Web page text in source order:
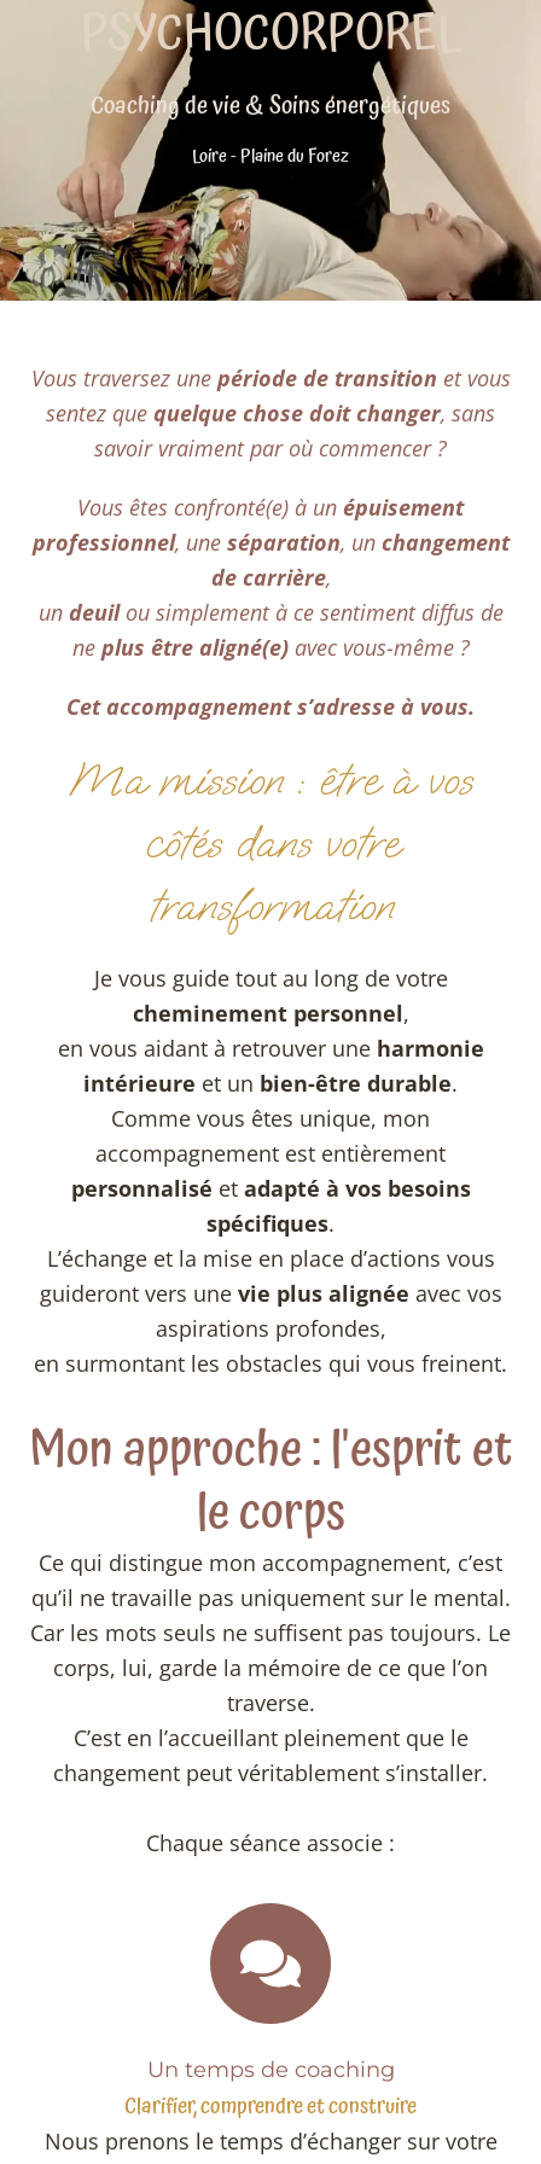
PSYCHOCORPOREL
Coaching de vie & Soins énergétiques
Loire - Plaine du Forez
Vous traversez une période de transition et vous
sentez que quelque chose doit changer, sans
savoir vraiment par où commencer ?
Vous êtes confronté(e) à un épuisement
professionnel, une séparation, un changement
de carrière,
un deuilou simplement à ce sentiment diffus de
ne plus être aligné(e)avec vous-même ?
Cet accompagnement s’adresse à vous.
Ma mission : être à vos
côtés dans votre
transformation
Je vous guide tout au long de votre
cheminement personnel,
en vous aidant à retrouver une harmonie
intérieure et un bien-être durable.
Comme vous êtes unique, mon
accompagnement est entièrement
personnalisé et adapté à vos besoins
spécifiques.
L’échange et la mise en place d’actions vous
guideront vers une vie plus alignée avec vos
aspirations profondes,
en surmontant les obstacles qui vous freinent.
Mon approche : l'esprit et
le corps
Ce qui distingue mon accompagnement, c’est
qu’il ne travaille pas uniquement sur le mental.
Car les mots seuls ne suffisent pas toujours. Le
corps, lui, garde la mémoire de ce que l’on
traverse.
C’est en l’accueillant pleinement que le
changement peut véritablement s’installer.
Chaque séance associe :
Un temps de coaching
Clarifier, comprendre et construire
Nous prenons le temps d’échanger sur votre